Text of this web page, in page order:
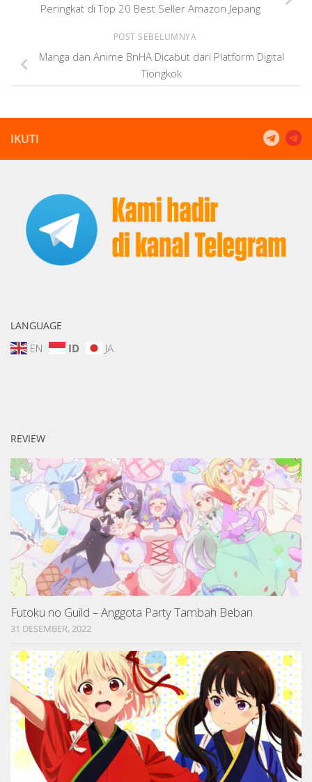
Peringkat di Top 20 Best Seller Amazon Jepang
POST SEBELUMNYA
Manga dan Anime BnHA Dicabut dari Platform Digital
Tiongkok
IKUTI
LANGUAGE
EN ID JA
REVIEW
Futoku no Guild – Anggota Party Tambah Beban
31 DESEMBER, 2022